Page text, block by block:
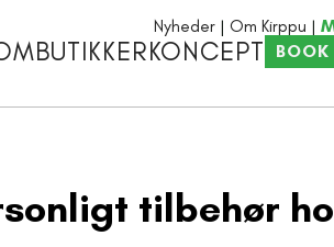
Nyheder Om Kirppu
BUTIKKERKONCEPT
tilbehør